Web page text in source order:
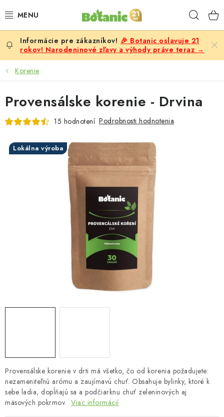
na
PREMIUM
DOPLNKY STRAVY
CIELE
POTRAVINY A NÁPOJE
ZĽAVY, AKCIE
Doprava a platba Recenzie
🎉 Botanic oslavuje 21
rokov! Narodeninové zľavy a výhody práve teraz →
Korenie
Provensálske korenie v drti má všetko, čo od korenia požadujete:
nezameniteľnú arómu a zaujímavú chuť. Obsahuje bylinky, ktoré k
sebe ladia, dopĺňajú sa a podčiarknu chuť zeleninových aj
mäsových pokrmov. Viac informácií
Provensálske korenie - Drvina
15 hodnotení Podrobnosti hodnotenia
Lokálna výroba